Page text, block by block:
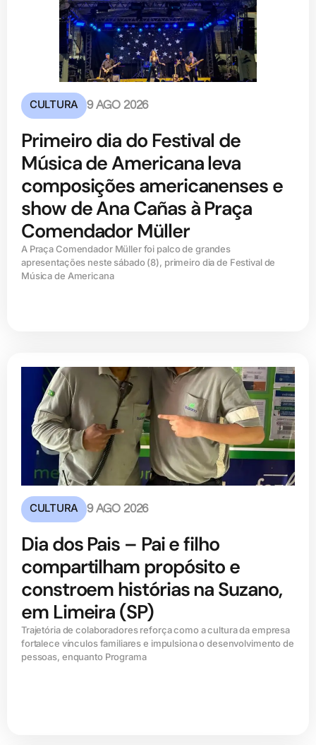
CULTURA 9 AGO 2026
Primeiro dia do Festival de
Música de Americana leva
composições americanenses e
show de Ana Cañas à Praça
Comendador Müller
A Praça Comendador Müller foi palco de grandes
apresentações neste sábado (8), primeiro dia de Festival de
Música de Americana
CULTURA 9 AGO 2026
Dia dos Pais – Pai e filho
compartilham propósito e
constroem histórias na Suzano,
em Limeira (SP)
Trajetória de colaboradores reforça como a cultura da empresa
fortalece vínculos familiares e impulsiona o desenvolvimento de
pessoas, enquanto Programa